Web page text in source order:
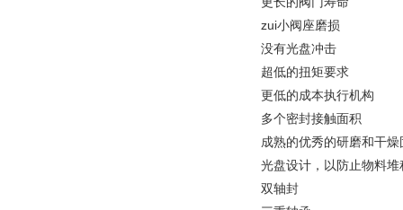
zui小阀座磨损
没有光盘冲击
超低的扭矩要求
更低的成本执行机构
多个密封接触面积
成熟的优秀的研磨和干燥
光盘设计，以防止物料堆
双轴封